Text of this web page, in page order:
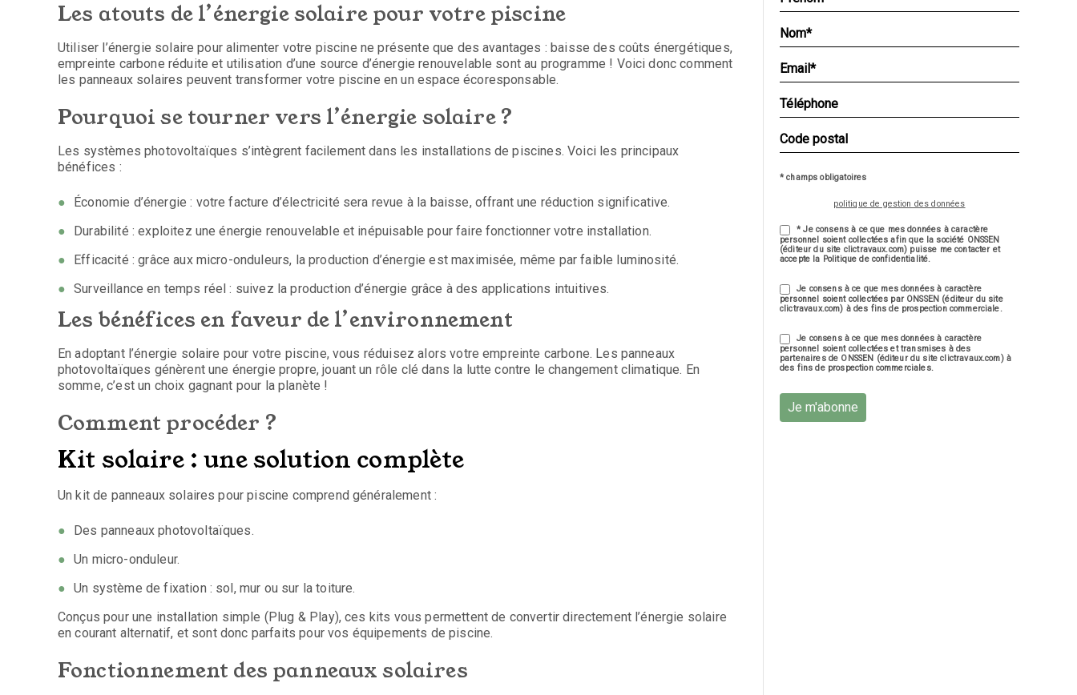
Les atouts de l’énergie solaire pour votre piscine
Utiliser l’énergie solaire pour alimenter votre piscine ne présente que des avantages : baisse des coûts énergétiques,
empreinte carbone réduite et utilisation d’une source d’énergie renouvelable sont au programme ! Voici donc comment
les panneaux solaires peuvent transformer votre piscine en un espace écoresponsable.
Pourquoi se tourner vers l’énergie solaire ?
Les systèmes photovoltaïques s’intègrent facilement dans les installations de piscines. Voici les principaux
bénéfices :
Économie d’énergie : votre facture d’électricité sera revue à la baisse, offrant une réduction significative.
Durabilité : exploitez une énergie renouvelable et inépuisable pour faire fonctionner votre installation.
Efficacité : grâce aux micro-onduleurs, la production d’énergie est maximisée, même par faible luminosité.
Surveillance en temps réel : suivez la production d’énergie grâce à des applications intuitives.
Les bénéfices en faveur de l’environnement
En adoptant l’énergie solaire pour votre piscine, vous réduisez alors votre empreinte carbone. Les panneaux
photovoltaïques génèrent une énergie propre, jouant un rôle clé dans la lutte contre le changement climatique. En
somme, c’est un choix gagnant pour la planète !
Comment procéder ?
Kit solaire : une solution complète
Un kit de panneaux solaires pour piscine comprend généralement :
Des panneaux photovoltaïques.
Un micro-onduleur.
Un système de fixation : sol, mur ou sur la toiture.
Conçus pour une installation simple (Plug & Play), ces kits vous permettent de convertir directement l’énergie solaire
en courant alternatif, et sont donc parfaits pour vos équipements de piscine.
Fonctionnement des panneaux solaires
* champs obligatoires
politique de gestion des données
* Je consens à ce que mes données à caractère
personnel soient collectées afin que la société ONSSEN
(éditeur du site clictravaux.com) puisse me contacter et
accepte la Politique de confidentialité.
Je consens à ce que mes données à caractère
personnel soient collectées par ONSSEN (éditeur du site
clictravaux.com) à des fins de prospection commerciale.
Je consens à ce que mes données à caractère
personnel soient collectées et transmises à des
partenaires de ONSSEN (éditeur du site clictravaux.com) à
des fins de prospection commerciales.
Je m'abonne